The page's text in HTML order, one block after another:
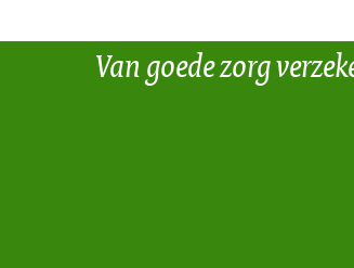
Van goede zorg